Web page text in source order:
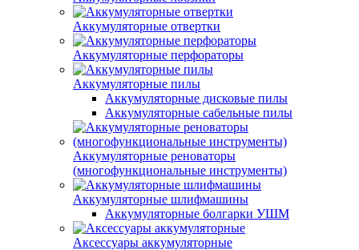
Аккумуляторные отвертки
Аккумуляторные перфораторы
Аккумуляторные пилы
Аккумуляторные дисковые пилы
Аккумуляторные сабельные пилы
Аккумуляторные реноваторы
(многофункциональные инструменты)
Аккумуляторные шлифмашины
Аккумуляторные болгарки УШМ
Аксессуары аккумуляторные